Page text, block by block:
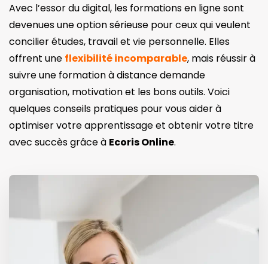
Avec l’essor du digital, les formations en ligne sont
devenues une option sérieuse pour ceux qui veulent
concilier études, travail et vie personnelle. Elles
offrent une flexibilité incomparable, mais réussir à
suivre une formation à distance demande
organisation, motivation et les bons outils. Voici
quelques conseils pratiques pour vous aider à
optimiser votre apprentissage et obtenir votre titre
avec succès grâce à Ecoris Online.